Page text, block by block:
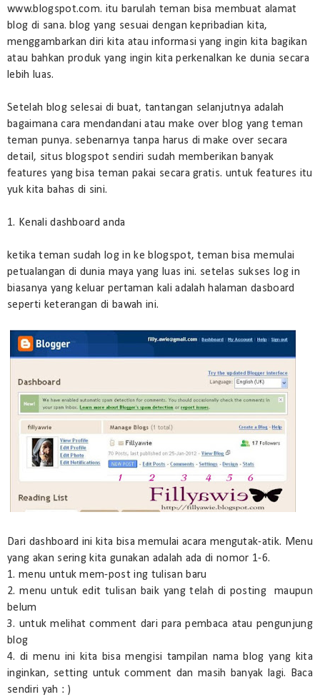
www.blogspot.com. itu barulah teman bisa membuat alamat
blog di sana. blog yang sesuai dengan kepribadian kita,
menggambarkan diri kita atau informasi yang ingin kita bagikan
atau bahkan produk yang ingin kita perkenalkan ke dunia secara
lebih luas.
Setelah blog selesai di buat, tantangan selanjutnya adalah
bagaimana cara mendandani atau make over blog yang teman
teman punya. sebenarnya tanpa harus di make over secara
detail, situs blogspot sendiri sudah memberikan banyak
features yang bisa teman pakai secara gratis. untuk features itu
yuk kita bahas di sini.
1. Kenali dashboard anda
ketika teman sudah log in ke blogspot, teman bisa memulai
petualangan di dunia maya yang luas ini. setelas sukses log in
biasanya yang keluar pertaman kali adalah halaman dasboard
seperti keterangan di bawah ini.
Dari dashboard ini kita bisa memulai acara mengutak-atik. Menu
yang akan sering kita gunakan adalah ada di nomor 1-6.
1. menu untuk mem-post ing tulisan baru
2. menu untuk edit tulisan baik yang telah di posting maupun
belum
3. untuk melihat comment dari para pembaca atau pengunjung
blog
4. di menu ini kita bisa mengisi tampilan nama blog yang kita
inginkan, setting untuk comment dan masih banyak lagi. Baca
sendiri yah : )